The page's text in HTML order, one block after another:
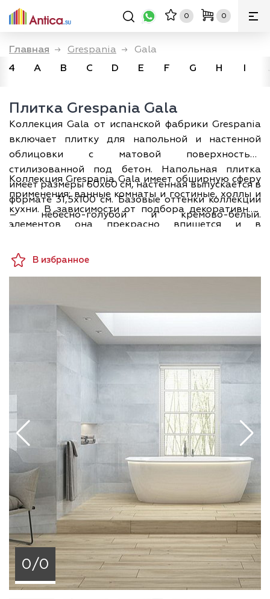
0 0
Главная → Grespania → Gala
4
A B C D E F G H I
Плитка Grespania Gala
Коллекция Gala от испанской фабрики Grespania
включает плитку для напольной и настенной
облицовки с матовой поверхностью,
стилизованной под бетон. Напольная плитка
имеет размеры 60х60 см, настенная выпускается в
формате 31,5х100 см. Базовые оттенки коллекции
– небесно-голубой и кремово-белый.
Однотонную настенную плитку дополняют
плитка с изящным рисунком под текстиль и очень
эффектный декор под натуральный камень с
плитка под мозаику двух видов, с орнаментами в
стиле пэчворк и с имитацией древесной текстуры,
с разным направлением рисунка на элементах.
Коллекция Grespania Gala имеет обширную сферу
применения: ванные комнаты и гостиные, холлы и
кухни. В зависимости от подбора декоративных
элементов она прекрасно впишется и в
различной стилевой направленности. Благодаря
нейтральному цветовому решению плитка Gala
металлическими предметами интерьера.
В избранное
0/0